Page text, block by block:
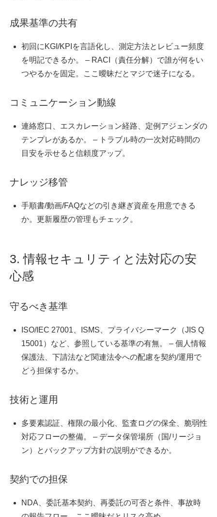
成果基準の共有
初回にKGI/KPIを言語化し、測定方法とレビュー頻度
を明記できるか。 – RACI（責任分解）で誰が何をい
つやるかを固定。ここ曖昧だとマジで迷子になる。
コミュニケーション動線
連絡窓口、エスカレーション経路、定例アジェンダの
テンプレがあるか。 – トラブル時の一次対応時間の
目安を示せると信頼度アップ。
ナレッジ移管
手順書/動画/FAQなどの引き継ぎ資産を用意できる
か。更新履歴の管理もチェック。
3. 情報セキュリティと法対応の安
心感
守るべき基準
ISO/IEC 27001、ISMS、プライバシーマーク（JIS Q
15001）など、参照している基準の有無。 – 個人情報
保護法、下請法など関連法令への配慮を契約/運用で
どう担保するか。
技術と運用
多要素認証、権限の最小化、監査ログの保全、脆弱性
対応フローの整備。 – データ保管場所（国/リージョ
ン）とバックアップ方針の説明ができるか。
契約での担保
NDA、委託基本契約、再委託の可否と条件、事故時